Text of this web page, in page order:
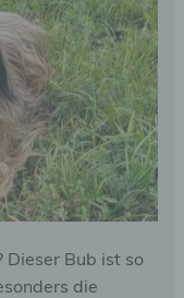
Dieser Bub ist so
die